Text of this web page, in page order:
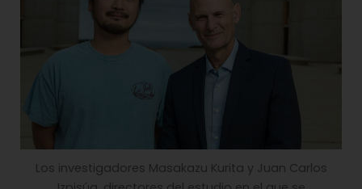
Los investigadores Masakazu Kurita y Juan Carlos